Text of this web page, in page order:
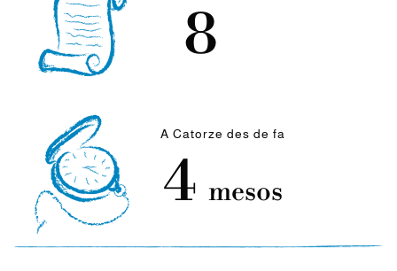
8
A Catorze des de fa
4 mesos